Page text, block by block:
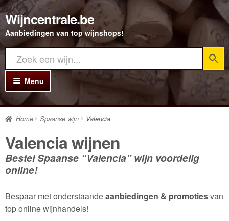
Ga
door
naar
navigatie
Ga
direct
naar
inhoud
Wijncentrale.be
Aanbiedingen van top wijnshops!
Menu
Home
Alle Wijnen
Rode wijn
Witte wijn
Home Spaanse wijn Valencia
Valencia wijnen
Bestel Spaanse “Valencia” wijn voordelig
online!
Bespaar met onderstaandeaanbiedingen & promotiesvan
top online wijnhandels!